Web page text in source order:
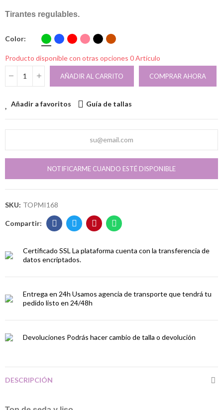
Tirantes regulables.
Color
Producto disponible con otras opciones 0 Artículo
AÑADIR AL CARRITO COMPRAR AHORA
Añadir a favoritos Guía de tallas
NOTIFICARME CUANDO ESTÉ DISPONIBLE
SKU: TOPMI168
Certificado SSL La plataforma cuenta con la transferencia de
datos encriptados.
Entrega en 24h Usamos agencia de transporte que tendrá tu
pedido listo en 24/48h
Devoluciones Podrás hacer cambio de talla o devolución
DESCRIPCIÓN